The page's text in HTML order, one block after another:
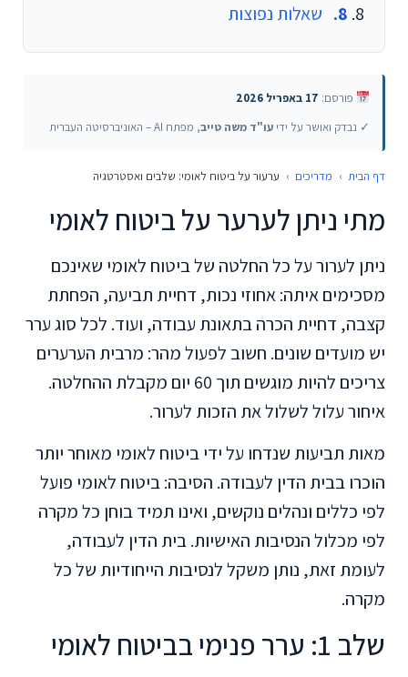
שאלות נפוצות
פורסם: 17 באפריל 2026
✓ נבדק ואושר על ידי עו"ד משה טייב, מפתח AI – האוניברסיטה העברית
דף הבית › מדריכים › ערעור על ביטוח לאומי: שלבים ואסטרטגיה
מתי ניתן לערער על ביטוח לאומי
ניתן לערור על כל החלטה של ביטוח לאומי שאינכם
מסכימים איתה: אחוזי נכות, דחיית תביעה, הפחתת
קצבה, דחיית הכרה בתאונת עבודה, ועוד. לכל סוג ערר
יש מועדים שונים. חשוב לפעול מהר: מרבית הערערים
צריכים להיות מוגשים תוך 60 יום מקבלת ההחלטה.
איחור עלול לשלול את הזכות לערור.
מאות תביעות שנדחו על ידי ביטוח לאומי מאוחר יותר
הוכרו בבית הדין לעבודה. הסיבה: ביטוח לאומי פועל
לפי כללים ונהלים נוקשים, ואינו תמיד בוחן כל מקרה
לפי מכלול הנסיבות האישיות. בית הדין לעבודה,
לעומת זאת, נותן משקל לנסיבות הייחודיות של כל
מקרה.
שלב 1: ערר פנימי בביטוח לאומי